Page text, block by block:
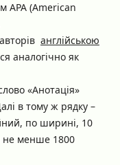
APA (American
англійською
аналогічно як
«Анотація»
в тому ж рядку –
по ширині, 10
не менше 1800